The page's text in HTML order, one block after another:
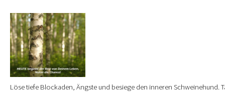
Löse tiefe Blockaden, Ängste und besiege den inneren